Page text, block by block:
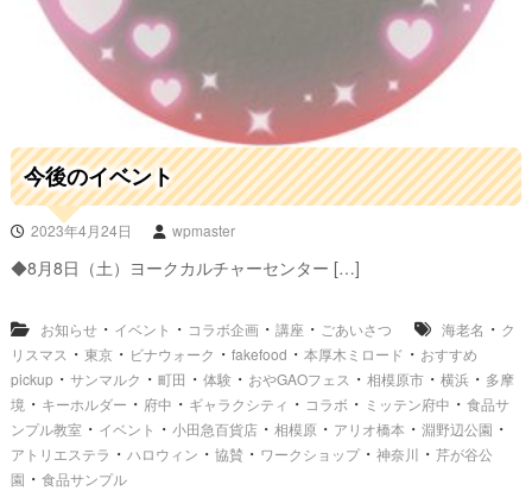
今後のイベント
2023年4月24日 wpmaster
◆8月8日（土）ヨークカルチャーセンター […]
お知らせ・ イベント ・ コラボ企画・ 講座 ・ ごあいさつ 海老名 ・ ク
リスマス ・ 東京・ ビナウォーク ・ fakefood ・ 本厚木ミロード ・ おすすめ
pickup・ サンマルク ・ 町田 ・ 体験 ・ おやGAOフェス ・ 相模原市・ 横浜・ 多摩
境 ・ キーホルダー ・ 府中 ・ ギャラクシティ ・ コラボ ・ ミッテン府中 ・ 食品サ
ンプル教室 ・ イベント ・ 小田急百貨店・ 相模原 ・ アリオ橋本 ・ 淵野辺公園 ・
アトリエステラ ・ ハロウィン ・ 協賛 ・ ワークショップ・ 神奈川 ・ 芹が谷公
園 ・ 食品サンプル